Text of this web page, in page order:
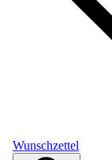
Wunschzettel